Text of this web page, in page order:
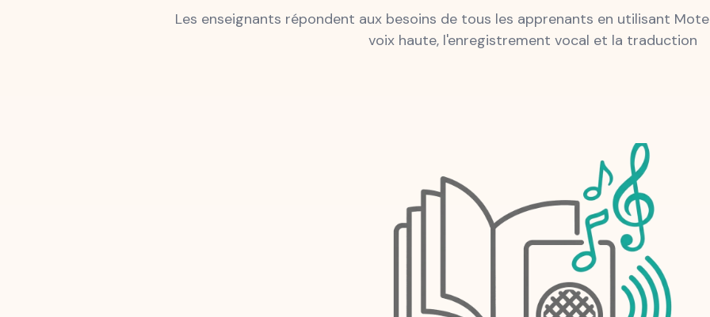
Les enseignants répondent aux besoins de tous les apprenants en utilisant
voix haute, l'enregistrement vocal et la traduction